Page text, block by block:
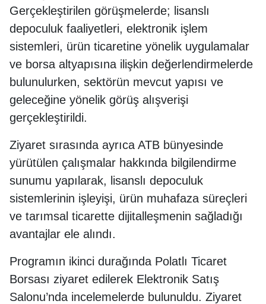
Gerçekleştirilen görüşmelerde; lisanslı
depoculuk faaliyetleri, elektronik işlem
sistemleri, ürün ticaretine yönelik uygulamalar
ve borsa altyapısına ilişkin değerlendirmelerde
bulunulurken, sektörün mevcut yapısı ve
geleceğine yönelik görüş alışverişi
gerçekleştirildi.
Ziyaret sırasında ayrıca ATB bünyesinde
yürütülen çalışmalar hakkında bilgilendirme
sunumu yapılarak, lisanslı depoculuk
sistemlerinin işleyişi, ürün muhafaza süreçleri
ve tarımsal ticarette dijitalleşmenin sağladığı
avantajlar ele alındı.
Programın ikinci durağında Polatlı Ticaret
Borsası ziyaret edilerek Elektronik Satış
Salonu’nda incelemelerde bulunuldu. Ziyaret